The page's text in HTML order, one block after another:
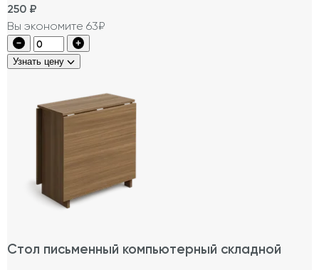
250 ₽
Вы экономите 63₽
Узнать цену
Стол письменный компьютерный складной